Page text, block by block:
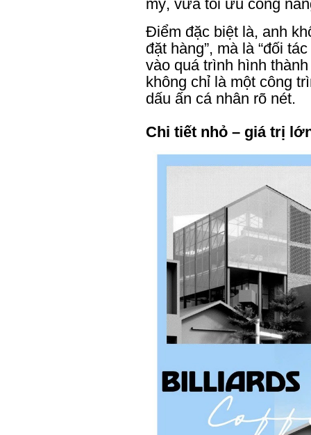
mỹ, vừa tối ưu công
Điểm đặc biệt là, anh
đặt hàng”, mà là “đối
vào quá trình hình
không chỉ là một công
dấu ấn cá nhân rõ nét.
Chi tiết nhỏ – giá trị